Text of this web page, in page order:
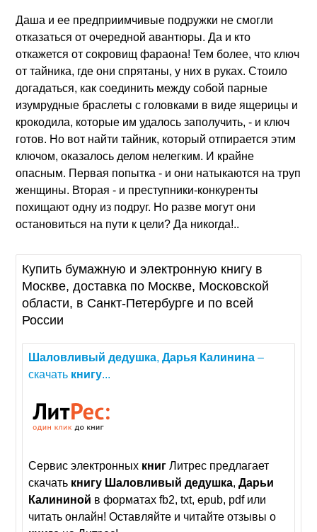
Даша и ее предприимчивые подружки не смогли
отказаться от очередной авантюры. Да и кто
откажется от сокровищ фараона! Тем более, что ключ
от тайника, где они спрятаны, у них в руках. Стоило
догадаться, как соединить между собой парные
изумрудные браслеты с головками в виде ящерицы и
крокодила, которые им удалось заполучить, - и ключ
готов. Но вот найти тайник, который отпирается этим
ключом, оказалось делом нелегким. И крайне
опасным. Первая попытка - и они натыкаются на труп
женщины. Вторая - и преступники-конкуренты
похищают одну из подруг. Но разве могут они
остановиться на пути к цели? Да никогда!..
Купить бумажную и электронную книгу в
Москве, доставка по Москве, Московской
области, в Санкт-Петербурге и по всей
России
Шаловливый дедушка,Дарья Калинина –
скачать книгу...
Сервис электронных книг Литрес предлагает
скачать книгу Шаловливый дедушка,Дарьи
Калининой в форматах fb2, txt, epub, pdf или
читать онлайн! Оставляйте и читайте отзывы о